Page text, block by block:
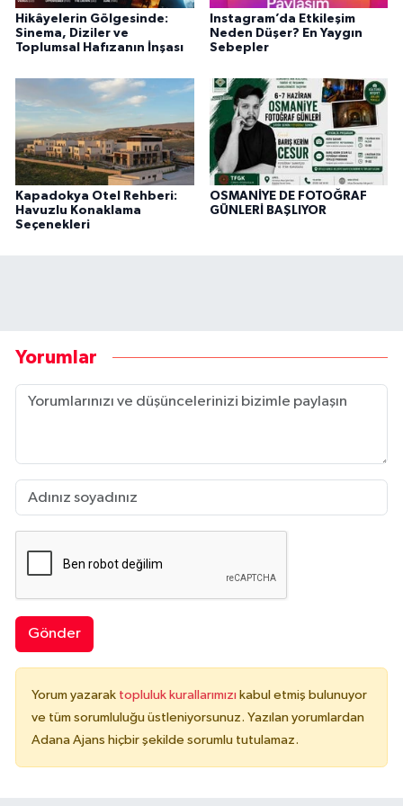
Hikâyelerin Gölgesinde:
Sinema, Diziler ve
Toplumsal Hafızanın İnşası
Instagram’da Etkileşim
Neden Düşer? En Yaygın
Sebepler
Kapadokya Otel Rehberi:
Havuzlu Konaklama
Seçenekleri
OSMANİYE DE FOTOĞRAF
GÜNLERİ BAŞLIYOR
Yorumlar
Gönder
Yorum yazarak topluluk kurallarımızı kabul etmiş bulunuyor
ve tüm sorumluluğu üstleniyorsunuz. Yazılan yorumlardan
Adana Ajans hiçbir şekilde sorumlu tutulamaz.